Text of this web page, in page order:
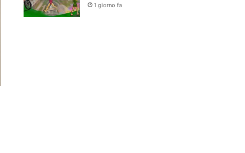
1 giorno fa